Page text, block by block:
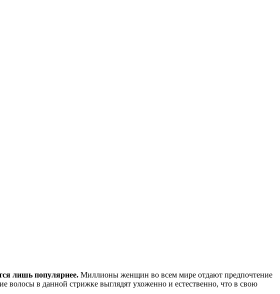
лишь популярнее. Миллионы женщин во всем мире отдают предпочтение
в данной стрижке выглядят ухоженно и естественно, что в свою